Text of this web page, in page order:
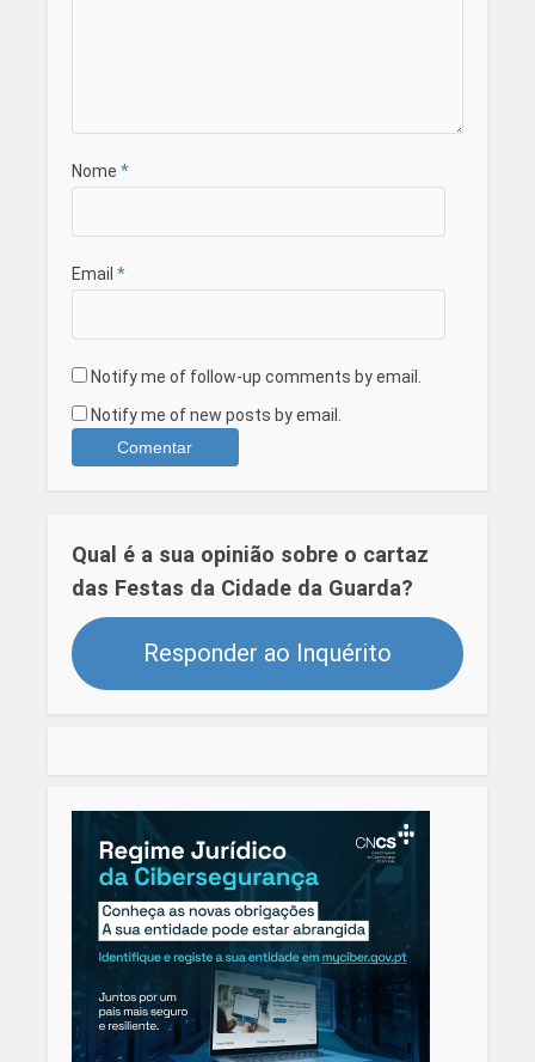
Nome *
Email *
Notify me of follow-up comments by email.
Notify me of new posts by email.
Qual é a sua opinião sobre o cartaz
das Festas da Cidade da Guarda?
Responder ao Inquérito